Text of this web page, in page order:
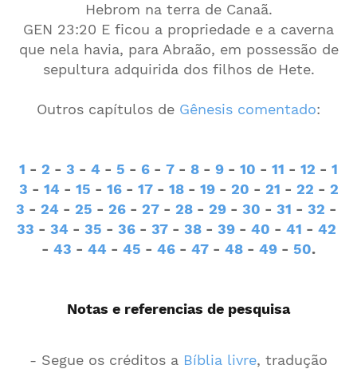
Hebrom na terra de Canaã.
GEN 23:20 E ficou a propriedade e a caverna
que nela havia, para Abraão, em possessão de
sepultura adquirida dos filhos de Hete.
Outros capítulos de Gênesis comentado:
1 - 2 - 3 - 4 - 5 - 6 - 7 - 8 - 9 - 10 - 11 - 12 - 1
3 - 14 - 15 - 16- 17- 18- 19- 20 - 21 - 22 - 2
3 - 24 - 25 - 26 - 27 - 28 - 29 - 30 - 31 - 32 -
33 - 34 - 35 - 36 - 37 - 38 - 39 - 40 - 41 - 42
- 43 - 44 - 45 - 46 - 47 - 48 - 49 - 50.
Notas e referencias de pesquisa
- Segue os créditos a Bíblia livre, tradução